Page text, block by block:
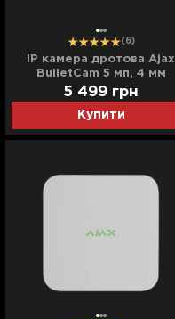
(6)
IP камера дротова Ajax
BulletCam 5 мп, 4 мм
(White)
Купити
5 499 грн